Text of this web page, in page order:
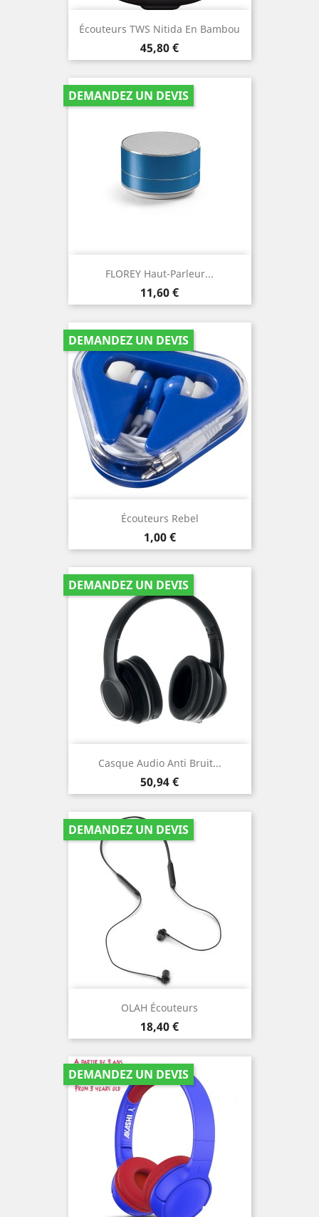
Écouteurs TWS Nitida En Bambou
Prix
45,80 €
FLOREY Haut-Parleur...
Prix
11,60 €
DEMANDEZ UN DEVIS
Écouteurs Rebel
Prix
1,00 €
DEMANDEZ UN DEVIS
Casque Audio Anti Bruit...
Prix
50,94 €
DEMANDEZ UN DEVIS
OLAH Écouteurs
Prix
18,40 €
DEMANDEZ UN DEVIS
DEMANDEZ UN DEVIS